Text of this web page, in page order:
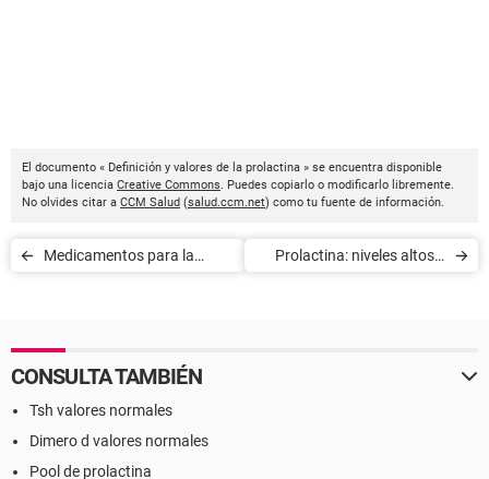
El documento « Definición y valores de la prolactina » se encuentra disponible
bajo una licencia Creative Commons. Puedes copiarlo o modificarlo libremente.
No olvides citar a CCM Salud (salud.ccm.net) como tu fuente de información.
Medicamentos para la
Prolactina: niveles altos y
CONSULTA TAMBIÉN
Tsh valores normales
Dimero d valores normales
Pool de prolactina